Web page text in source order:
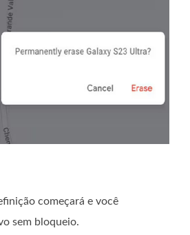
começará e você
sem bloqueio.